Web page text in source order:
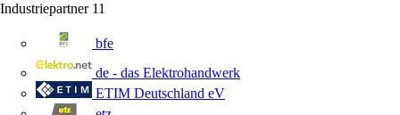
Industriepartner 11
bfe
de - das Elektrohandwerk
ETIM Deutschland eV